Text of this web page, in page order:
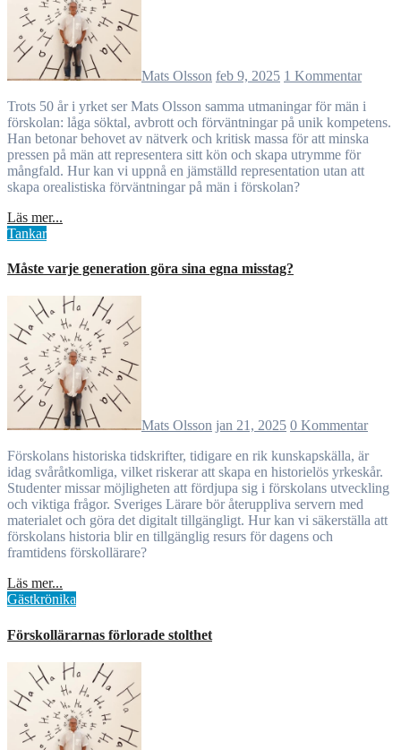
Mats Olsson feb 9, 2025 1 Kommentar
Trots 50 år i yrket ser Mats Olsson samma utmaningar för män i
förskolan: låga söktal, avbrott och förväntningar på unik kompetens.
Han betonar behovet av nätverk och kritisk massa för att minska
pressen på män att representera sitt kön och skapa utrymme för
mångfald. Hur kan vi uppnå en jämställd representation utan att
skapa orealistiska förväntningar på män i förskolan?
Läs mer...
Tankar
Måste varje generation göra sina egna misstag?
Mats Olsson jan 21, 2025 0 Kommentar
Förskolans historiska tidskrifter, tidigare en rik kunskapskälla, är
idag svåråtkomliga, vilket riskerar att skapa en historielös yrkeskår.
Studenter missar möjligheten att fördjupa sig i förskolans utveckling
och viktiga frågor. Sveriges Lärare bör återuppliva servern med
materialet och göra det digitalt tillgängligt. Hur kan vi säkerställa att
förskolans historia blir en tillgänglig resurs för dagens och
framtidens förskollärare?
Läs mer...
Gästkrönika
Förskollärarnas förlorade stolthet